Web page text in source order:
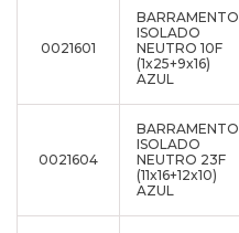
0021601
BARRAMENTO
ISOLADO
NEUTRO 10F
(1x25+9x16)
AZUL
0021604
BARRAMENTO
ISOLADO
NEUTRO 23F
(11x16+12x10)
AZUL